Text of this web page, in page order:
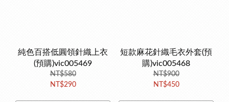
純色百搭低圓領針織上衣
(預購)vic005469
NT$580
NT$290
短款麻花針織毛衣外套(預
購)vic005468
NT$900
NT$450